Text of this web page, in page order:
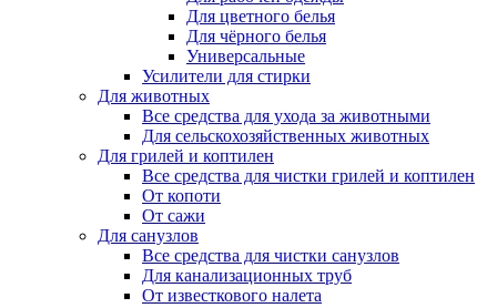
Для цветного белья
Для чёрного белья
Универсальные
Усилители для стирки
Для животных
Все средства для ухода за животными
Для сельскохозяйственных животных
Для грилей и коптилен
Все средства для чистки грилей и коптилен
От копоти
От сажи
Для санузлов
Все средства для чистки санузлов
Для канализационных труб
От известкового налета